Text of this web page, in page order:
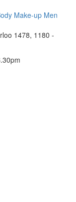
Make-up Men
1478, 1180 -